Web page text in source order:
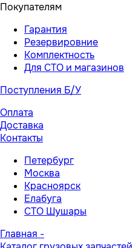
Покупателям
Гарантия
Резервировние
Комплектность
Для СТО и магазинов
Поступления Б/У
Оплата
Доставка
Контакты
Петербург
Москва
Красноярск
Елабуга
СТО Шушары
Главная -